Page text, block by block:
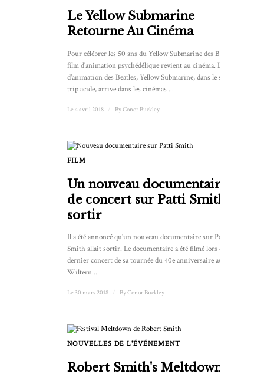
Le Yellow Submarine
Retourne Au Cinéma
Pour célébrer les 50 ans du Yellow Submarine des Beatles, le
film d'animation psychédélique revient au cinéma. Le film
d'animation des Beatles, Yellow Submarine, dans le style
trip acide, arrive dans les cinémas ...
Le 4 avril 2018 ByConor Buckley
FILM
Un nouveau documentaire
de concert sur Patti Smith va
sortir
Il a été annoncé qu'un nouveau documentaire sur Patti
Smith allait sortir. Le documentaire a été filmé lors du
dernier concert de sa tournée du 40e anniversaire au
Wiltern...
Le 30 mars 2018 ByConor Buckley
NOUVELLES DE L'ÉVÉNEMENT
Robert Smith's Meltdown